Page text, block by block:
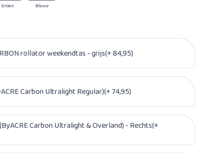
Groen Blauw
rollator weekendtas - grijs(+ 84,95)
Carbon Ultralight Regular)(+ 74,95)
Carbon Ultralight & Overland) - Rechts(+